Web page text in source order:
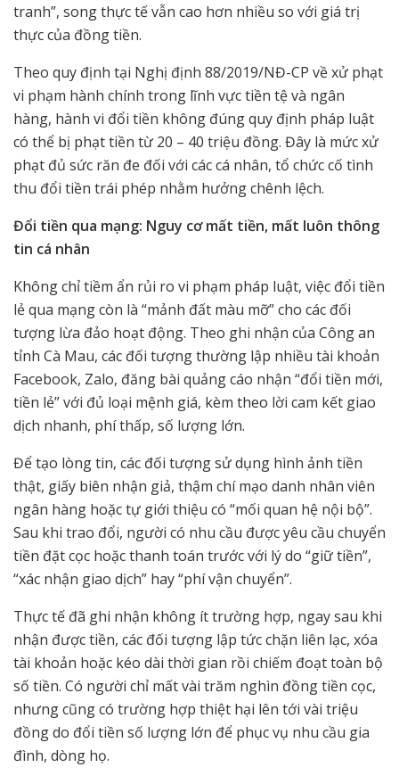
tranh”, song thực tế vẫn cao hơn nhiều so với giá trị
thực của đồng tiền.
Theo quy định tại Nghị định 88/2019/NĐ-CP về xử phạt
vi phạm hành chính trong lĩnh vực tiền tệ và ngân
hàng, hành vi đổi tiền không đúng quy định pháp luật
có thể bị phạt tiền từ 20 – 40 triệu đồng. Đây là mức xử
phạt đủ sức răn đe đối với các cá nhân, tổ chức cố tình
thu đổi tiền trái phép nhằm hưởng chênh lệch.
Đổi tiền qua mạng: Nguy cơ mất tiền, mất luôn thông
tin cá nhân
Không chỉ tiềm ẩn rủi ro vi phạm pháp luật, việc đổi tiền
lẻ qua mạng còn là “mảnh đất màu mỡ” cho các đối
tượng lừa đảo hoạt động. Theo ghi nhận của Công an
tỉnh Cà Mau, các đối tượng thường lập nhiều tài khoản
Facebook, Zalo, đăng bài quảng cáo nhận “đổi tiền mới,
tiền lẻ” với đủ loại mệnh giá, kèm theo lời cam kết giao
dịch nhanh, phí thấp, số lượng lớn.
Để tạo lòng tin, các đối tượng sử dụng hình ảnh tiền
thật, giấy biên nhận giả, thậm chí mạo danh nhân viên
ngân hàng hoặc tự giới thiệu có “mối quan hệ nội bộ”.
Sau khi trao đổi, người có nhu cầu được yêu cầu chuyển
tiền đặt cọc hoặc thanh toán trước với lý do “giữ tiền”,
“xác nhận giao dịch” hay “phí vận chuyển”.
Thực tế đã ghi nhận không ít trường hợp, ngay sau khi
nhận được tiền, các đối tượng lập tức chặn liên lạc, xóa
tài khoản hoặc kéo dài thời gian rồi chiếm đoạt toàn bộ
số tiền. Có người chỉ mất vài trăm nghìn đồng tiền cọc,
nhưng cũng có trường hợp thiệt hại lên tới vài triệu
đồng do đổi tiền số lượng lớn để phục vụ nhu cầu gia
đình, dòng họ.